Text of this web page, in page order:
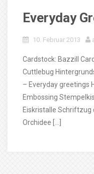
Everyday
10. Februar 2013
Cardstock: Bazzill
Cuttlebug
– Everyday greetings
Embossing
Eiskristalle
Orchidee […]